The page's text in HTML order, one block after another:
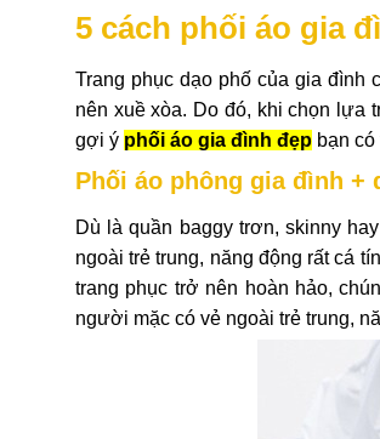
5 cách phối áo gia
Trang phục dạo phố của gia đình
nên xuề xòa. Do đó, khi chọn lựa
gợi ý phối áo gia đình đẹp bạn có
Phối áo phông gia đình +
Dù là quần baggy trơn, skinny
ngoài trẻ trung, năng động rất cá
trang phục trở nên hoàn hảo,
người mặc có vẻ ngoài trẻ trung,